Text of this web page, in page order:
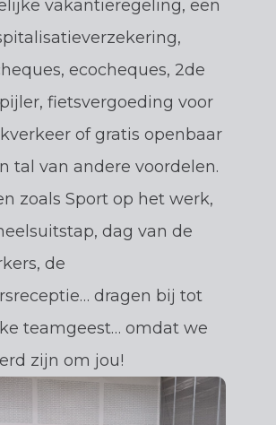
vakantieregeling, een
ecocheques, 2de
fietsvergoeding voor
of gratis openbaar
tal van andere voordelen.
zoals Sport op het werk,
dag van de
de
dragen bij tot
teamgeest… omdat we
zijn om jou!